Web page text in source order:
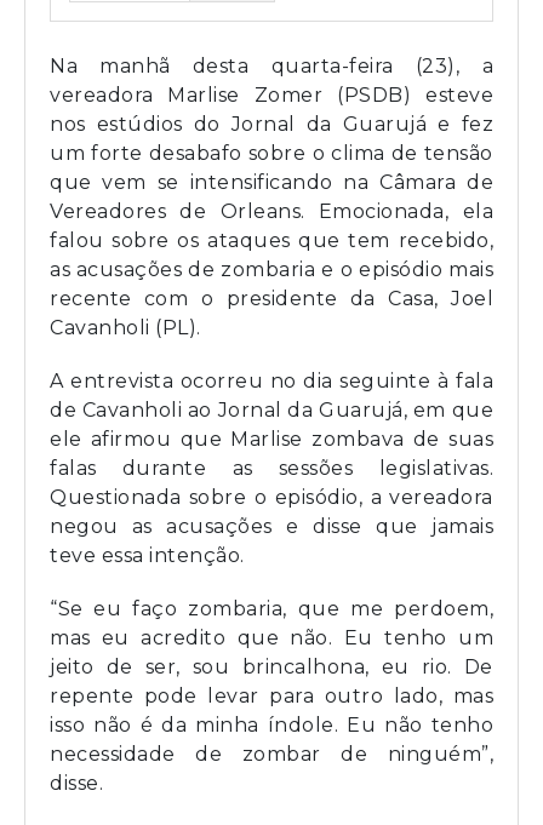
Na manhã desta quarta-feira (23), a
vereadora Marlise Zomer (PSDB) esteve
nos estúdios do Jornal da Guarujá e fez
um forte desabafo sobre o clima de tensão
que vem se intensificando na Câmara de
Vereadores de Orleans. Emocionada, ela
falou sobre os ataques que tem recebido,
as acusações de zombaria e o episódio mais
recente com o presidente da Casa, Joel
Cavanholi (PL).
A entrevista ocorreu no dia seguinte à fala
de Cavanholi ao Jornal da Guarujá, em que
ele afirmou que Marlise zombava de suas
falas durante as sessões legislativas.
Questionada sobre o episódio, a vereadora
negou as acusações e disse que jamais
teve essa intenção.
“Se eu faço zombaria, que me perdoem,
mas eu acredito que não. Eu tenho um
jeito de ser, sou brincalhona, eu rio. De
repente pode levar para outro lado, mas
isso não é da minha índole. Eu não tenho
necessidade de zombar de ninguém”,
disse.